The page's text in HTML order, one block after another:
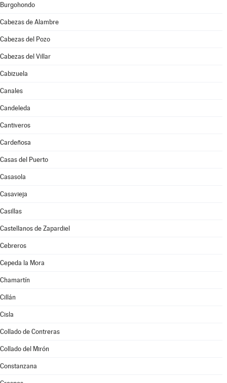
Burgohondo
Cabezas de Alambre
Cabezas del Pozo
Cabezas del Villar
Cabizuela
Canales
Candeleda
Cantiveros
Cardeñosa
Casas del Puerto
Casasola
Casavieja
Casillas
Castellanos de Zapardiel
Cebreros
Cepeda la Mora
Chamartín
Cillán
Cisla
Collado de Contreras
Collado del Mirón
Constanzana